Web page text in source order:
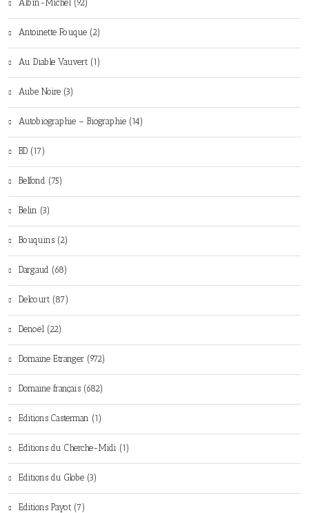
Albin-Michel (92)
Antoinette Fouque (2)
Au Diable Vauvert (1)
Aube Noire (3)
Autobiographie – Biographie (14)
BD (17)
Belfond (75)
Belin (3)
Bouquins (2)
Dargaud (68)
Delcourt (87)
Denoël (22)
Domaine Etranger (972)
Domaine français (682)
Editions Casterman (1)
Editions du Cherche-Midi (1)
Editions du Globe (3)
Editions Payot (7)